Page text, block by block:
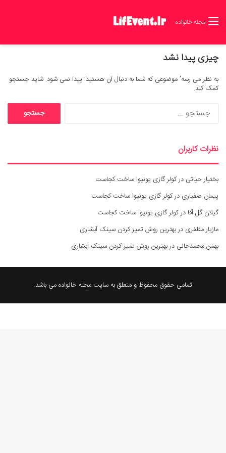
مجله خانواده
چیزی پیدا نشد
به نظر می رسه’ موضوعی که شما به دنبال آن هستید’ پیدا نمی شود. شاید جستجو
کمک کند.
ب
نظرات کاربران
بختیار حیاتی درکولر گازی یونیوا ساخت کجاست
پیمان صفیاری درکولر گازی یونیوا ساخت کجاست
گیلان گل آقا درکولر گازی یونیوا ساخت کجاست
مازیار مظفری دربهترین روش تمیز کردن سینک آبشاری
بهمن محمدخانی دربهترین روش تمیز کردن سینک آبشاری
تمامی حقوق محفوظ و متعلق به سایت مجله خانواده می باشد.